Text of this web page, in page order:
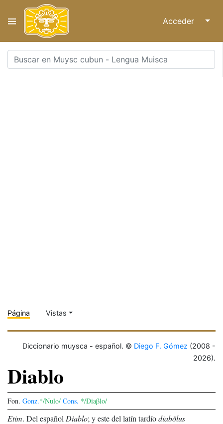
Acceder ↓
Página Vistas
Diccionario muysca - español. © Diego F. Gómez (2008 -
2026).
Diablo
Fon. Gonz.*/Nulo/ Cons. */Diaβlo/
Etim. Del español Diablo; y este del latín tardíodiabŏlus